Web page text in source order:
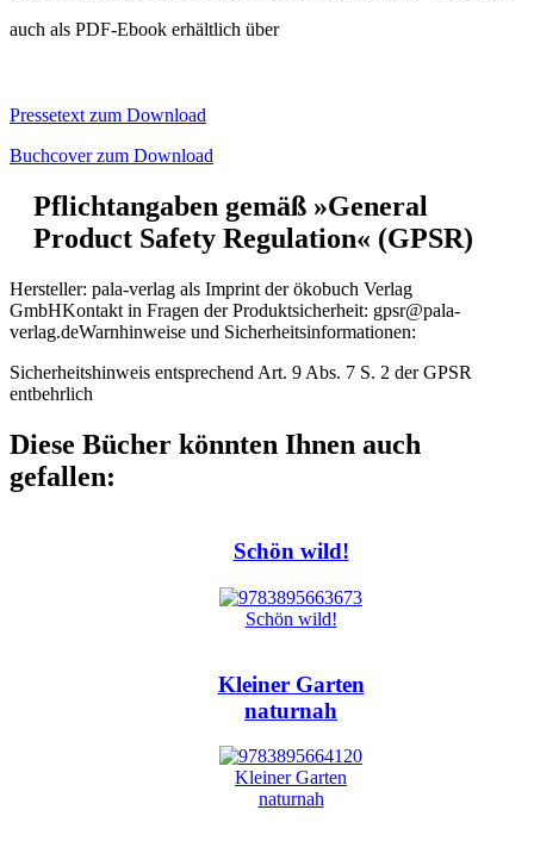
auch als PDF-Ebook erhältlich über
Pressetext zum Download
Buchcover zum Download
Pflichtangaben gemäß »General
Product Safety Regulation« (GPSR)
Hersteller: pala-verlag als Imprint der ökobuch Verlag
GmbHKontakt in Fragen der Produktsicherheit: gpsr@pala-
verlag.deWarnhinweise und Sicherheitsinformationen:
Sicherheitshinweis entsprechend Art. 9 Abs. 7 S. 2 der GPSR
entbehrlich
Diese Bücher könnten Ihnen auch
gefallen:
Schön wild!
Kleiner Garten
naturnah